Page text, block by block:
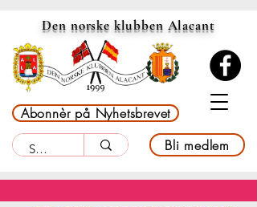
Den norske klubben Alacant
Abonnèr på Nyhetsbrevet
Bli medlem